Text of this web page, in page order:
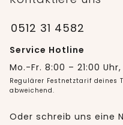
0512 31 4582
Service Hotline
Mo.-Fr. 8:00 – 21:00
Regulärer Festnetztarif deines
abweichend.
Oder schreib uns eine